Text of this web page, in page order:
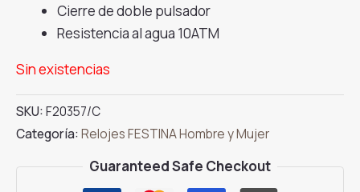
Cierre de doble pulsador
Resistencia al agua 10ATM
Sin existencias
SKU:F20357/C
Categoría:Relojes FESTINA Hombre y Mujer
Guaranteed Safe Checkout